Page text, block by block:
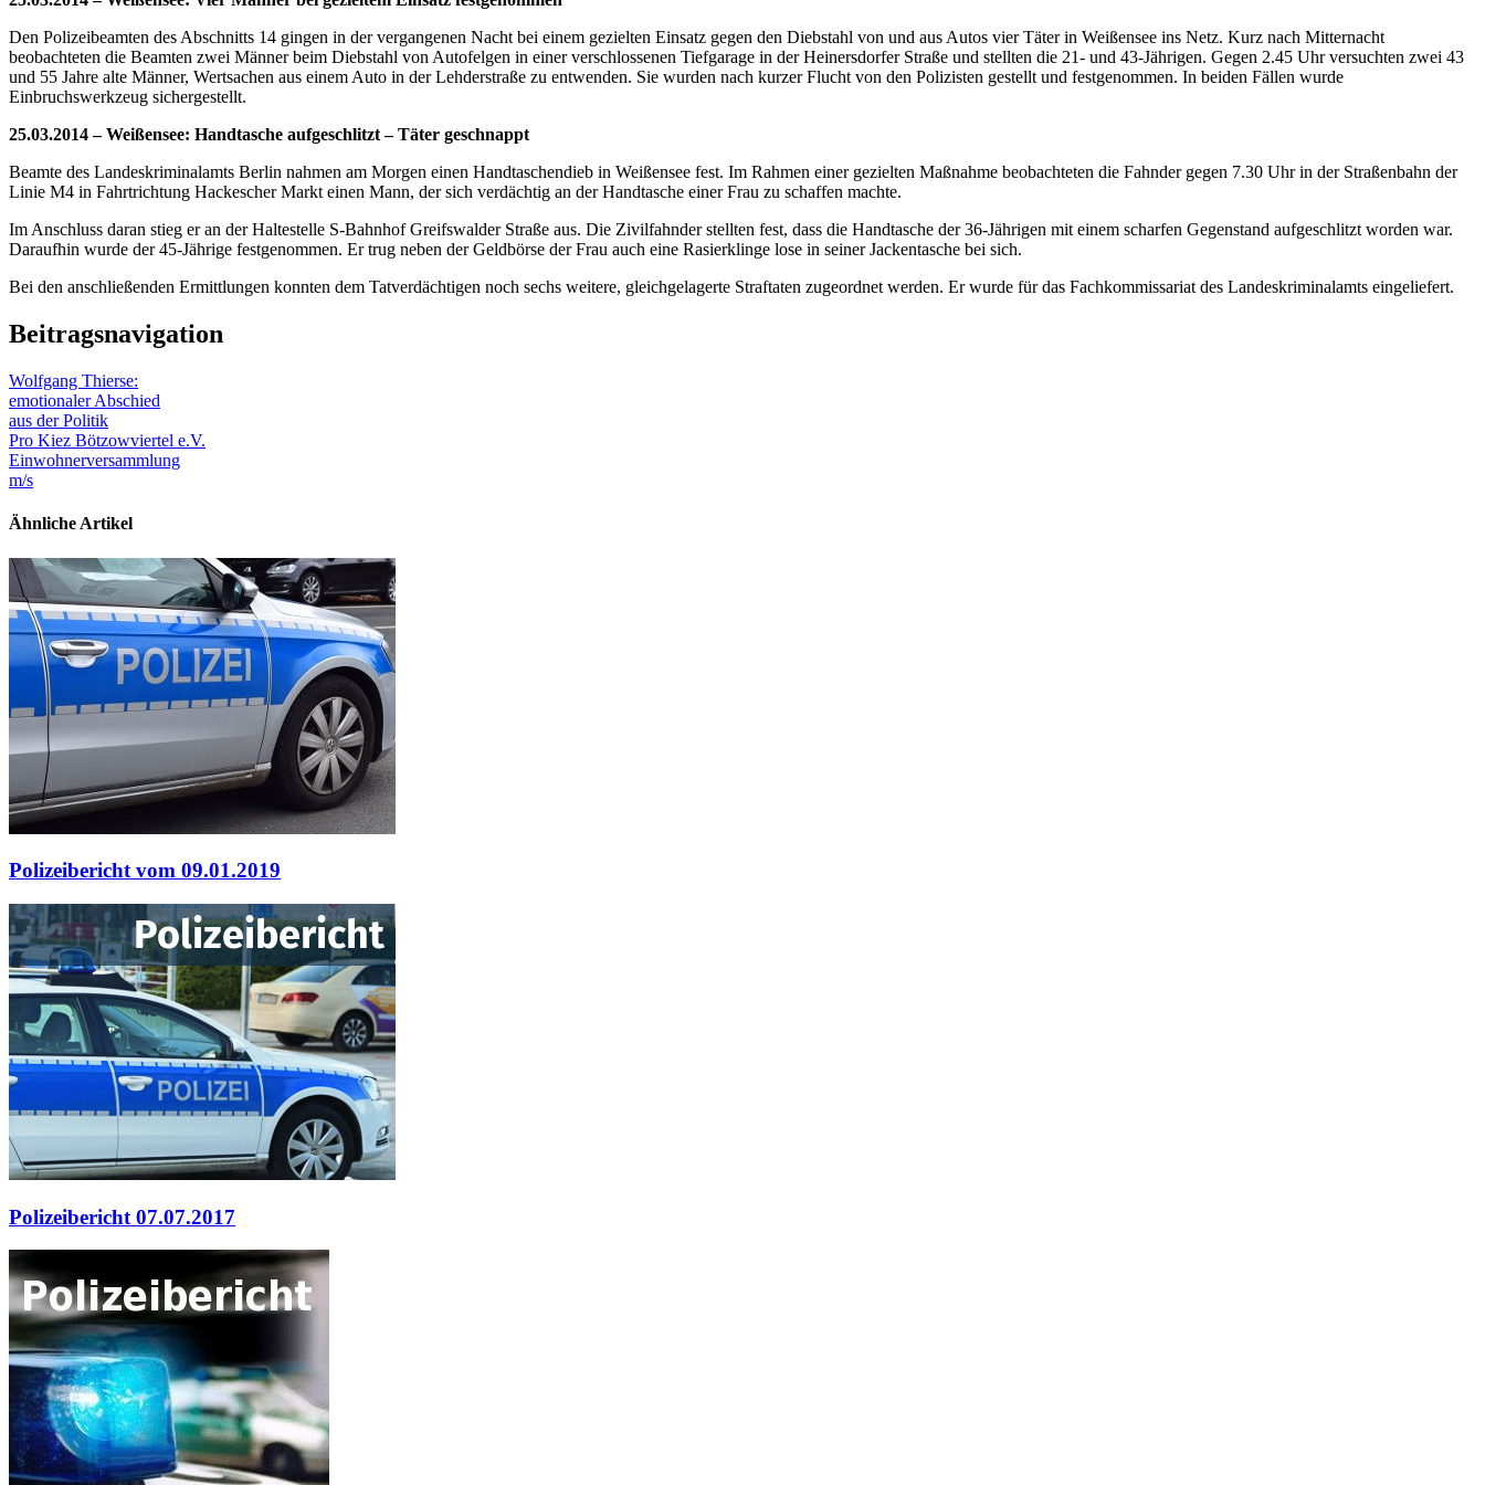
Den Polizeibeamten des Abschnitts 14 gingen in der vergangenen Nacht bei einem gezielten Einsatz gegen den Diebstahl von und aus Autos vier Täter in Weißensee ins Netz. Kurz nach Mitternacht
beobachteten die Beamten zwei Männer beim Diebstahl von Autofelgen in einer verschlossenen Tiefgarage in der Heinersdorfer Straße und stellten die 21- und 43-Jährigen. Gegen 2.45 Uhr versuchten zwei 43
und 55 Jahre alte Männer, Wertsachen aus einem Auto in der Lehderstraße zu entwenden. Sie wurden nach kurzer Flucht von den Polizisten gestellt und festgenommen. In beiden Fällen wurde
Einbruchswerkzeug sichergestellt.
25.03.2014 – Weißensee: Handtasche aufgeschlitzt – Täter geschnappt
Beamte des Landeskriminalamts Berlin nahmen am Morgen einen Handtaschendieb in Weißensee fest. Im Rahmen einer gezielten Maßnahme beobachteten die Fahnder gegen 7.30 Uhr in der Straßenbahn der
Linie M4 in Fahrtrichtung Hackescher Markt einen Mann, der sich verdächtig an der Handtasche einer Frau zu schaffen machte.
Im Anschluss daran stieg er an der Haltestelle S-Bahnhof Greifswalder Straße aus. Die Zivilfahnder stellten fest, dass die Handtasche der 36-Jährigen mit einem scharfen Gegenstand aufgeschlitzt worden war.
Daraufhin wurde der 45-Jährige festgenommen. Er trug neben der Geldbörse der Frau auch eine Rasierklinge lose in seiner Jackentasche bei sich.
Bei den anschließenden Ermittlungen konnten dem Tatverdächtigen noch sechs weitere, gleichgelagerte Straftaten zugeordnet werden. Er wurde für das Fachkommissariat des Landeskriminalamts eingeliefert.
Beitragsnavigation
Wolfgang Thierse:
emotionaler Abschied
aus der Politik
Pro Kiez Bötzowviertel e.V.
Einwohnerversammlung
m/s
Ähnliche Artikel
Polizeibericht vom 09.01.2019
Polizeibericht 07.07.2017